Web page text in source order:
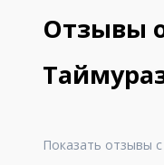
Отзывы
Показать отзывы